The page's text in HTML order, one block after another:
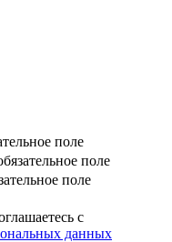
поле
поле
поле
с
данных